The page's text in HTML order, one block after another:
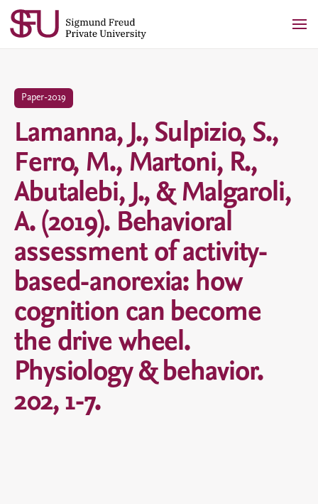
Paper-2019
Lamanna, J., Sulpizio, S.,
Ferro, M., Martoni, R.,
Abutalebi, J., & Malgaroli,
A. (2019). Behavioral
assessment of activity-
based-anorexia: how
cognition can become
the drive wheel.
Physiology & behavior.
202, 1-7.